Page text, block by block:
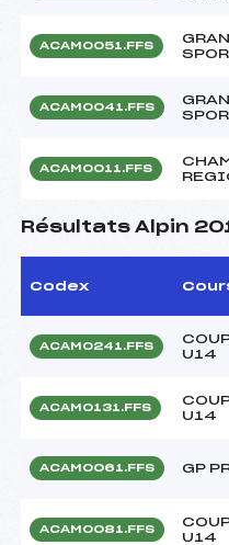
ACAM0051.FFS
ACAM0041.FFS
ACAM0011.FFS
Résultats Alpin
Codex
ACAM0241.FFS
U14
ACAM0131.FFS
U14
ACAM0061.FFS GP
ACAM0081.FFS
U14